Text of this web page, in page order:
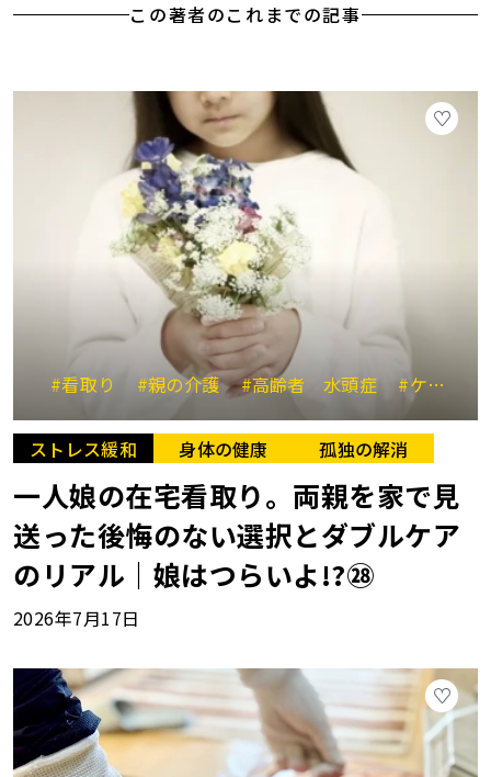
この著者のこれまでの記事
#看取り #親の介護 #高齢者 水頭症 #ケアマネジャー
ストレス緩和 身体の健康 孤独の解消
一人娘の在宅看取り。両親を家で見
送った後悔のない選択とダブルケア
のリアル｜娘はつらいよ!?㉘
2026年7月17日